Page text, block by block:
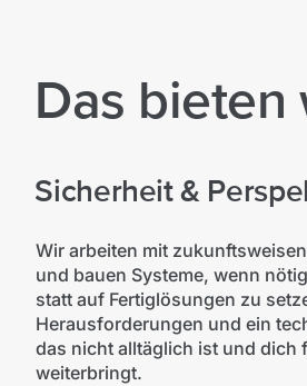
Das bieten
Sicherheit &
Wir arbeiten mit
und bauen Systeme, wenn
statt auf Fertiglösungen zu
Herausforderungen und ein
das nicht alltäglich ist und dich
weiterbringt.